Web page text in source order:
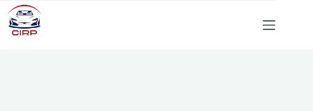
Passer
au
contenu